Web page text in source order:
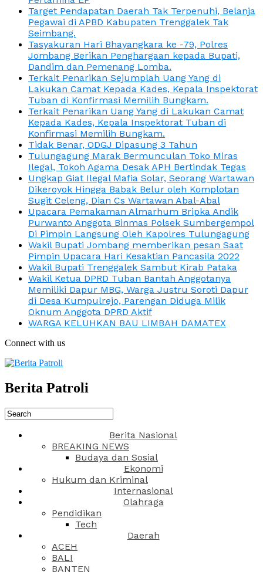
Target Pendapatan Daerah Tak Terpenuhi, Belanja
Pegawai di APBD Kabupaten Trenggalek Tak
Seimbang.
Tasyakuran Hari Bhayangkara ke -79, Polres
Jombang Berikan Penghargaan kepada Bupati,
Dandim dan Pemenang Lomba.
Terkait Penarikan Sejumplah Uang Yang di
Lakukan Camat Kepada Kades, Kepala Inspektorat
Tuban di Konfirmasi Memilih Bungkam.
Terkait Penarikan Uang Yang di Lakukan Camat
Kepada Kades, Kepala Inspektorat Tuban di
Konfirmasi Memilih Bungkam.
Tidak Benar, ODGJ Dipasung 3 Tahun
Tulungagung Marak Bermunculan Toko Miras
Ilegal, Tokoh Agama Desak APH Bertindak Tegas
Ungkap Giat Ilegal Mafia Solar, Seorang Wartawan
Dikeroyok Hingga Babak Belur oleh Komplotan
Sugit Celeng, Dian Cs Wartawan Abal-Abal
Upacara Pemakaman Almarhum Bripka Andik
Purwanto Anggota Binmas Polsek Sumbergempol
Di Pimpin Langsung Oleh Kapolres Tulungagung
Wakil Bupati Jombang memberikan pesan Saat
Pimpin Upacara Hari Kesaktian Pancasila 2022
Wakil Bupati Trenggalek Sambut Kirab Pataka
Wakil Ketua DPRD Tuban Bantah Anggotanya
Memiliki Dapur MBG, Warga Justru Soroti Dapur
di Desa Kumpulrejo, Parengan Diduga Milik
Oknum Anggota DPRD Aktif
WARGA KELUHKAN BAU LIMBAH DAMATEX
Connect with us
Berita Patroli
Berita Nasional
BREAKING NEWS
Budaya dan Sosial
Ekonomi
Hukum dan Kriminal
Internasional
Olahraga
Pendidikan
Tech
Daerah
ACEH
BALI
BANTEN